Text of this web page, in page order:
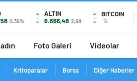
0.36%
ALTIN
6.666,48 2,68
BITCOIN
%
Foto Galeri Videolar
Kritoparalar Borsa Diğer Haberler